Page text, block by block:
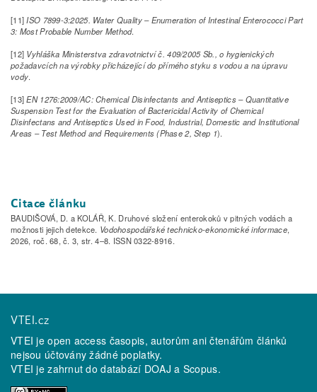
[11]ISO 7899-3:2025. Water Quality – Enumeration of Intestinal Enterococci Part
3: Most Probable Number Method.
[12] Vyhláška Ministerstva zdravotnictví č. 409/2005 Sb., o hygienických
požadavcích na výrobky přicházející do přímého styku s vodou a na úpravu
vody.
[13]EN 1276:2009/AC: Chemical Disinfectants and Antiseptics – Quantitative
Suspension Test for the Evaluation of Bactericidal Activity of Chemical
Disinfectans and Antiseptics Used in Food, Industrial, Domestic and Institutional
Areas – Test Method and Requirements (Phase 2, Step 1).
Citace článku
BAUDIŠOVÁ, D. a KOLÁŘ, K. Druhové složení enterokoků v pitných vodách a
možnosti jejich detekce. Vodohospodářské technicko-ekonomické informace,
2026, roč. 68, č. 3, str. 4–8. ISSN 0322-8916.
VTEI.cz
VTEI je open access časopis, autorům ani čtenářům článků
nejsou účtovány žádné poplatky.
VTEI je zahrnut do databází DOAJ a Scopus.